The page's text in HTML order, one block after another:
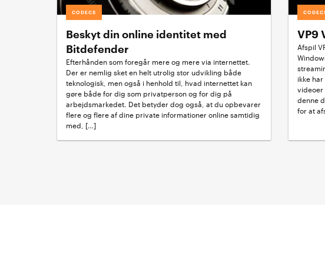
CODECS
Beskyt din online identitet med
Bitdefender
Efterhånden som foregår mere og mere via internettet.
Der er nemlig sket en helt utrolig stor udvikling både
teknologisk, men også i henhold til, hvad internettet kan
gøre både for dig som privatperson og for dig på
arbejdsmarkedet. Det betyder dog også, at du opbevarer
flere og flere af dine private informationer online samtidig
med, […]
VP9
Afspil
ikke
videoer
denne
for at